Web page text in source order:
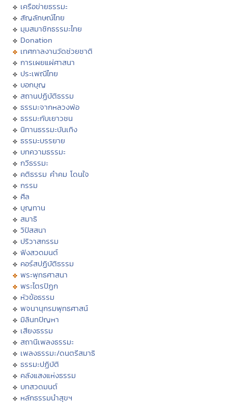
เครือข่ายธรรมะ
สัญลักษณ์ไทย
มุมสมาชิกธรรมะไทย
Donation
เทศกาลงานวัดช่วยชาติ
การเผยแผ่ศาสนา
ประเพณีไทย
บอกบุญ
สถานปฏิบัติธรรม
ธรรมะจากหลวงพ่อ
ธรรมะกับเยาวชน
นิทานธรรมะบันเทิง
ธรรมะบรรยาย
บทความธรรมะ
กวีธรรมะ
คติธรรม คำคม โดนใจ
กรรม
ศีล
บุญทาน
สมาธิ
วิปัสสนา
ปริวาสกรรม
ฟังสวดมนต์
คอร์สปฏิบัติธรรม
พระพุทธศาสนา
พระไตรปิฏก
หัวข้อธรรม
พจนานุกรมพุทธศาสน์
มิลินทปัญหา
เสียงธรรม
สถานีเพลงธรรมะ
เพลงธรรมะ/ดนตรีสมาธิ
ธรรมะปฏิบัติ
คลังแสงแห่งธรรม
บทสวดมนต์
หลักธรรมนำสุขฯ